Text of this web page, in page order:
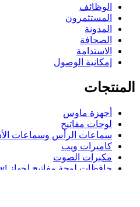
الوظائف
المستثمرون
المدونة
الصحافة
الاستدامة
إمكانية الوصول
المنتجات
أجهزة ماوس
لوحات مفاتيح
سماعات الرأس وسماعات
كاميرات ويب
مكبرات الصوت
حافظات لوحة مفاتيح لجهاز iPad